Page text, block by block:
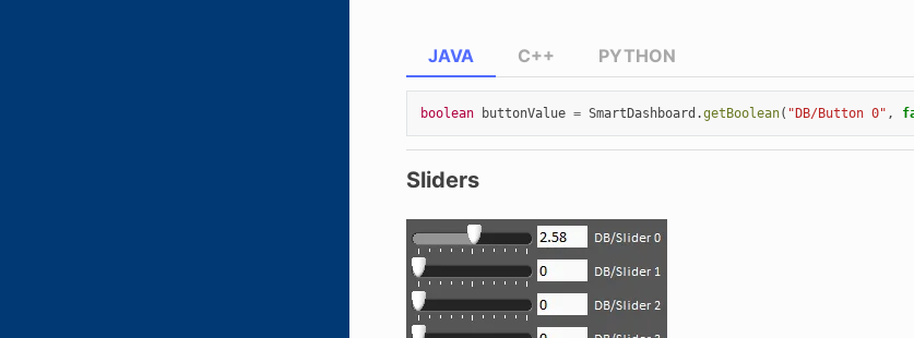
JAVA
boolean buttonValue = SmartDashboard .getBoolean( "DB/Button 0" ,
C++ PYTHON
Sliders